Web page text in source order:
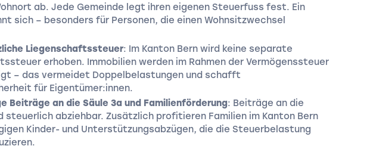
ab. Jede Gemeinde legt ihren eigenen Steuerfuss fest. Ein
sich – besonders für Personen, die einen Wohnsitzwechsel
Liegenschaftssteuer: Im Kanton Bern wird keine separate
erhoben. Immobilien werden im Rahmen der Vermögenssteuer
– das vermeidet Doppelbelastungen und schafft
für Eigentümer:innen.
Beiträge an die Säule 3a und Familienförderung: Beiträge an die
steuerlich abziehbar. Zusätzlich profitieren Familien im Kanton Bern
Kinder- und Unterstützungsabzügen, die die Steuerbelastung